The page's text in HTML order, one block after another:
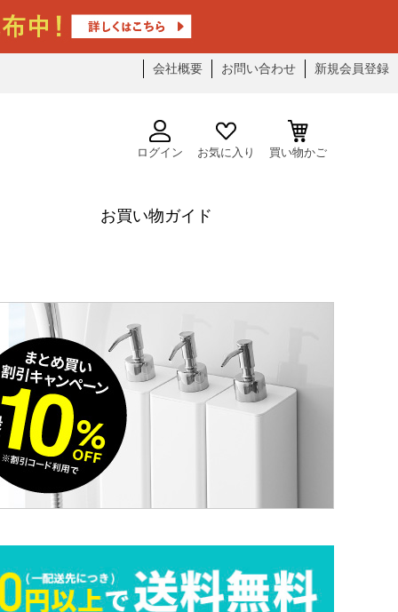
会社概要 お問い合わせ 新規会員登録
ログイン お気に入り 買い物かご
お買い物ガイド